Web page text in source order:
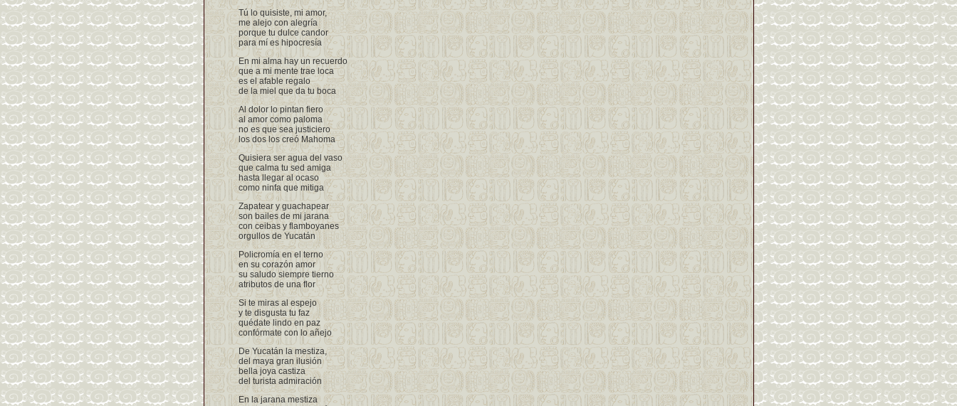
Tú lo quisiste, mi amor,
me alejo con alegría
porque tu dulce candor
para mí es hipocresía
En mi alma hay un recuerdo
que a mi mente trae loca
es el afable regalo
de la miel que da tu boca
Al dolor lo pintan fiero
al amor como paloma
no es que sea justiciero
los dos los creó Mahoma
Quisiera ser agua del vaso
que calma tu sed amiga
hasta llegar al ocaso
como ninfa que mitiga
Zapatear y guachapear
son bailes de mi jarana
con ceibas y flamboyanes
orgullos de Yucatán
Policromía en el terno
en su corazón amor
su saludo siempre tierno
atributos de una flor
Si te miras al espejo
y te disgusta tu faz
quédate lindo en paz
confórmate con lo añejo
De Yucatán la mestiza,
del maya gran ilusión
bella joya castiza
del turista admiración
En la jarana mestiza